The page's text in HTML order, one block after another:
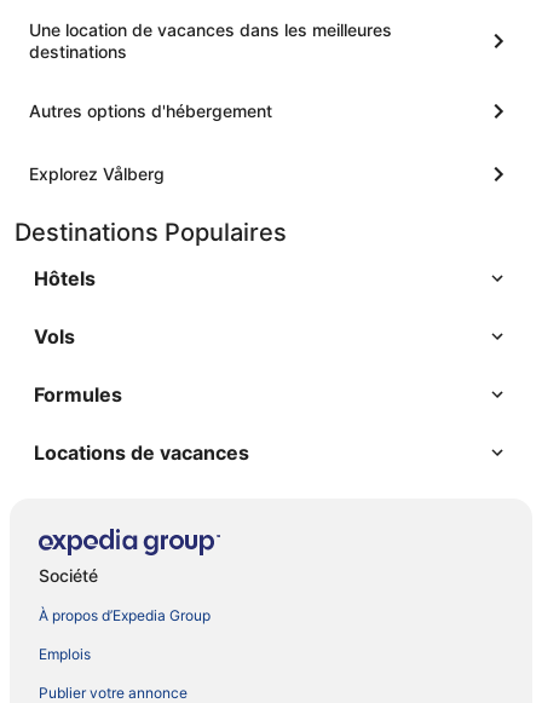
Une location de vacances dans les meilleures
destinations
Autres options d'hébergement
Explorez Vålberg
Destinations Populaires
Hôtels
Vols
Formules
Locations de vacances
Société
À propos d’Expedia Group
Emplois
Publier votre annonce